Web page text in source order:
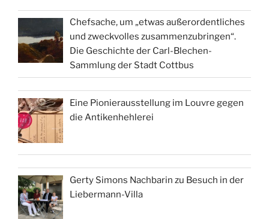
Chefsache, um „etwas außerordentliches
und zweckvolles zusammenzubringen“.
Die Geschichte der Carl-Blechen-
Sammlung der Stadt Cottbus
Eine Pionierausstellung im Louvre gegen
die Antikenhehlerei
Gerty Simons Nachbarin zu Besuch in der
Liebermann-Villa